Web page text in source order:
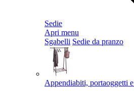
Sedie
Apri menu
Sgabelli Sedie da pranzo
Appendiabiti, portaoggetti